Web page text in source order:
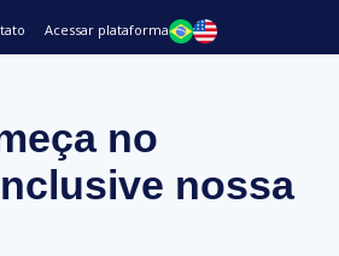
Acessar plataforma
no
nossa